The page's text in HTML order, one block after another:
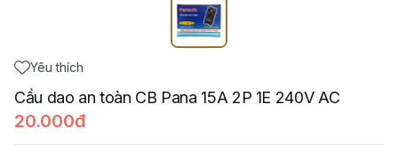
Yêu thích
Cầu dao an toàn CB Pana 15A 2P 1E 240V AC
20.000đ